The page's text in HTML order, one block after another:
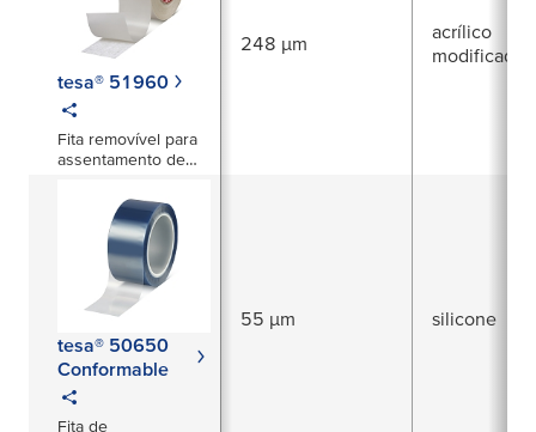
tesa® 51960
Fita removível para
assentamento de
profissionais
248 µm
acrílico
modificado
tesa® 50650
Conformable
Fita de
55 µm silicone